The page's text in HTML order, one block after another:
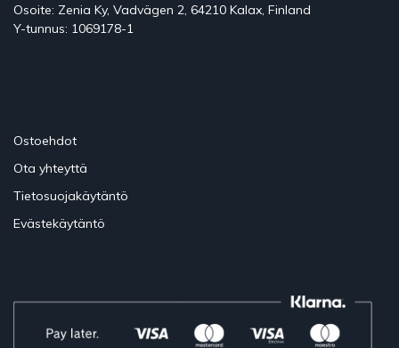
Osoite: Zenia Ky, Vadvägen 2, 64210 Kalax, Finland
Y-tunnus: 1069178-1
Ostoehdot
Ota yhteyttä
Tietosuojakäytäntö
Evästekäytäntö